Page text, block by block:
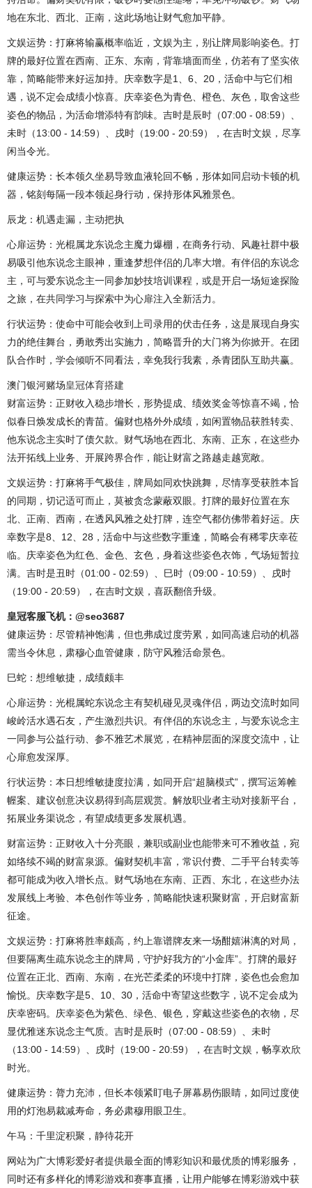
地在东北、西北、正南，这此场地让财气愈加平静。
文娱运势：打麻将输赢概率临近，文娱为主，别让牌局影响姿色。打
牌的最好位置在西南、正东、东南，背靠墙面而坐，仿若有了坚实依
靠，简略能带来好运加持。庆幸数字是1、6、20，活命中与它们相
遇，说不定会成绩小惊喜。庆幸姿色为青色、橙色、灰色，取舍这些
姿色的物品，为活命增添特有韵味。吉时是辰时（07:00 - 08:59）、
未时（13:00 - 14:59）、戌时（19:00 - 20:59），在吉时文娱，尽享
闲当令光。
健康运势：长本领久坐易导致血液轮回不畅，形体如同启动卡顿的机
器，铭刻每隔一段本领起身行动，保持形体风雅景色。
辰龙：机遇走漏，主动把执
心扉运势：光棍属龙东说念主魔力爆棚，在商务行动、风趣社群中极
易吸引他东说念主眼神，重逢梦想伴侣的几率大增。有伴侣的东说念
主，可与爱东说念主一同参加妙技培训课程，或是开启一场短途探险
之旅，在共同学习与探索中为心扉注入全新活力。
行状运势：使命中可能会收到上司录用的伏击任务，这是展现自身实
力的绝佳舞台，勇敢秀出实施力，简略晋升的大门将为你掀开。在团
队合作时，学会倾听不同看法，幸免我行我素，杀青团队互助共赢。
澳门银河赌场皇冠体育搭建
财富运势：正财收入稳步增长，形势提成、绩效奖金等惊喜不竭，恰
似春日焕发成长的青苗。偏财也格外外成绩，如闲置物品获胜转卖、
他东说念主实时了债欠款。财气场地在西北、东南、正东，在这些办
法开拓线上业务、开展跨界合作，能让财富之路越走越宽敞。
文娱运势：打麻将手气极佳，牌局如同欢快跳舞，尽情享受获胜本旨
的同期，切记适可而止，莫被贪念蒙蔽双眼。打牌的最好位置在东
北、正南、西南，在透风风雅之处打牌，连空气都仿佛带着好运。庆
幸数字是8、12、28，活命中与这些数字重逢，简略会有稀零庆幸莅
临。庆幸姿色为红色、金色、玄色，身着这些姿色衣饰，气场短暂拉
满。吉时是丑时（01:00 - 02:59）、巳时（09:00 - 10:59）、戌时
（19:00 - 20:59），在吉时文娱，喜跃翻倍升级。
皇冠客服飞机：@seo3687
健康运势：尽管精神饱满，但也弗成过度劳累，如同高速启动的机器
需当令休息，肃穆心血管健康，防守风雅活命景色。
巳蛇：想维敏捷，成绩颇丰
心扉运势：光棍属蛇东说念主有契机碰见灵魂伴侣，两边交流时如同
峻岭活水遇石友，产生激烈共识。有伴侣的东说念主，与爱东说念主
一同参与公益行动、参不雅艺术展览，在精神层面的深度交流中，让
心扉愈发深厚。
行状运势：本日想维敏捷度拉满，如同开启“超脑模式”，撰写运筹帷
幄案、建议创意决议易得到高层观赏。解放职业者主动对接新平台，
拓展业务渠说念，有望成绩更多发展机遇。
财富运势：正财收入十分亮眼，兼职或副业也能带来可不雅收益，宛
如络续不竭的财富泉源。偏财契机丰富，常识付费、二手平台转卖等
都可能成为收入增长点。财气场地在东南、正西、东北，在这些办法
发展线上考验、本色创作等业务，简略能快速积聚财富，开启财富新
征途。
文娱运势：打麻将胜率颇高，约上靠谱牌友来一场酣嬉淋漓的对局，
但要隔离生疏东说念主的牌局，守护好我方的“小金库”。打牌的最好
位置在正北、西南、东南，在光芒柔柔的环境中打牌，姿色也会愈加
愉悦。庆幸数字是5、10、30，活命中寄望这些数字，说不定会成为
庆幸密码。庆幸姿色为紫色、绿色、银色，穿戴这些姿色的衣物，尽
显优雅迷东说念主气质。吉时是辰时（07:00 - 08:59）、未时
（13:00 - 14:59）、戌时（19:00 - 20:59），在吉时文娱，畅享欢欣
时光。
健康运势：膂力充沛，但长本领紧盯电子屏幕易伤眼睛，如同过度使
用的灯泡易裁减寿命，务必肃穆用眼卫生。
午马：千里淀积聚，静待花开
网站为广大博彩爱好者提供最全面的博彩知识和最优质的博彩服务，
同时还有多样化的博彩游戏和赛事直播，让用户能够在博彩游戏中获